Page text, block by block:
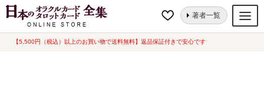
【5,500円（税込）以上のお買い物で送料無料】返品保証付きで安心です
ナ
コ
著者一覧
オラクルカード
ホーム タロットカード ページ 16